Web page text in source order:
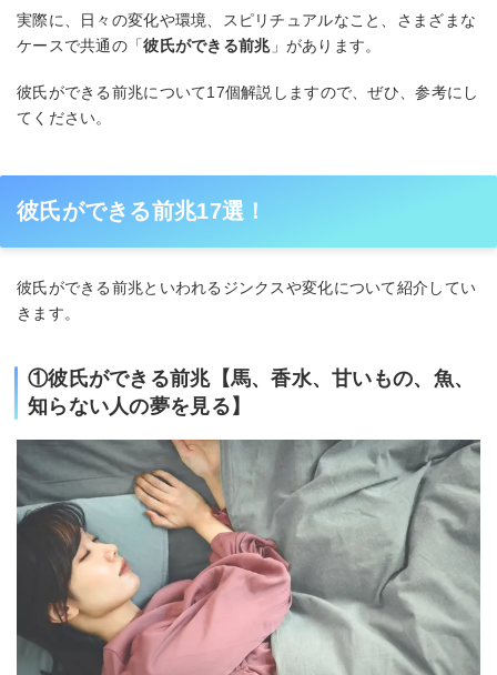
実際に、日々の変化や環境、スピリチュアルなこと、さまざまな
ケースで共通の「彼氏ができる前兆」があります。
彼氏ができる前兆について17個解説しますので、ぜひ、参考にし
てください。
彼氏ができる前兆17選！
彼氏ができる前兆といわれるジンクスや変化について紹介してい
きます。
①彼氏ができる前兆【馬、香水、甘いもの、魚、
知らない人の夢を見る】